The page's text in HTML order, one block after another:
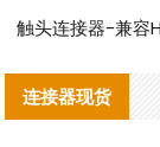
连接器现货